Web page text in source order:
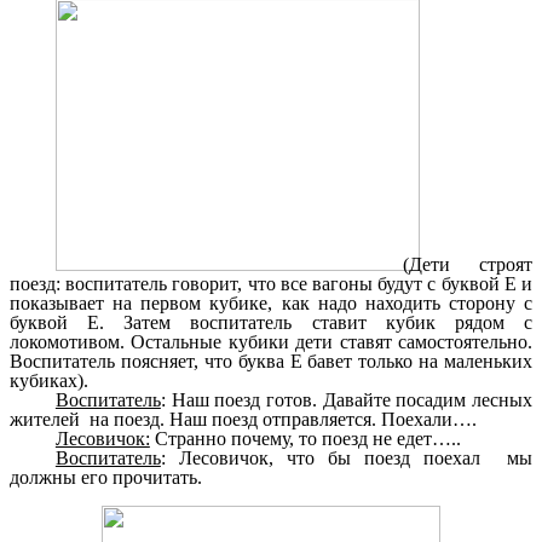
(Дети строят
поезд: воспитатель говорит, что все вагоны будут с буквой Е и
показывает на первом кубике, как надо находить сторону с
буквой Е. Затем воспитатель ставит кубик рядом с
локомотивом. Остальные кубики дети ставят самостоятельно.
Воспитатель поясняет, что буква Е бавет только на маленьких
кубиках).
Воспитатель: Наш поезд готов. Давайте посадим лесных
жителей на поезд. Наш поезд отправляется. Поехали….
Лесовичок: Странно почему, то поезд не едет…..
Воспитатель: Лесовичок, что бы поезд поехал мы
должны его прочитать.